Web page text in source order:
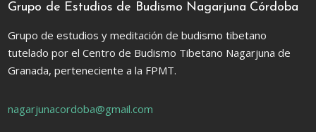
Grupo de Estudios de Budismo Nagarjuna Córdoba
Grupo de estudios y meditación de budismo tibetano
tutelado por el Centro de Budismo Tibetano Nagarjuna de
Granada, perteneciente a la FPMT.
nagarjunacordoba@gmail.com